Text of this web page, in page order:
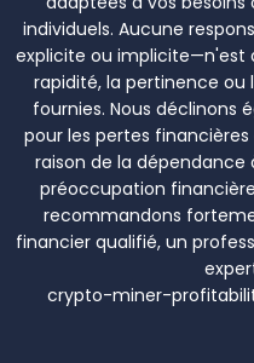
individuels. Aucune
explicite ou implicite—n'est
rapidité, la pertinence
fournies. Nous déclinons
pour les pertes
raison de la
préoccupation
recommandons
financier qualifié, un
crypto-miner-